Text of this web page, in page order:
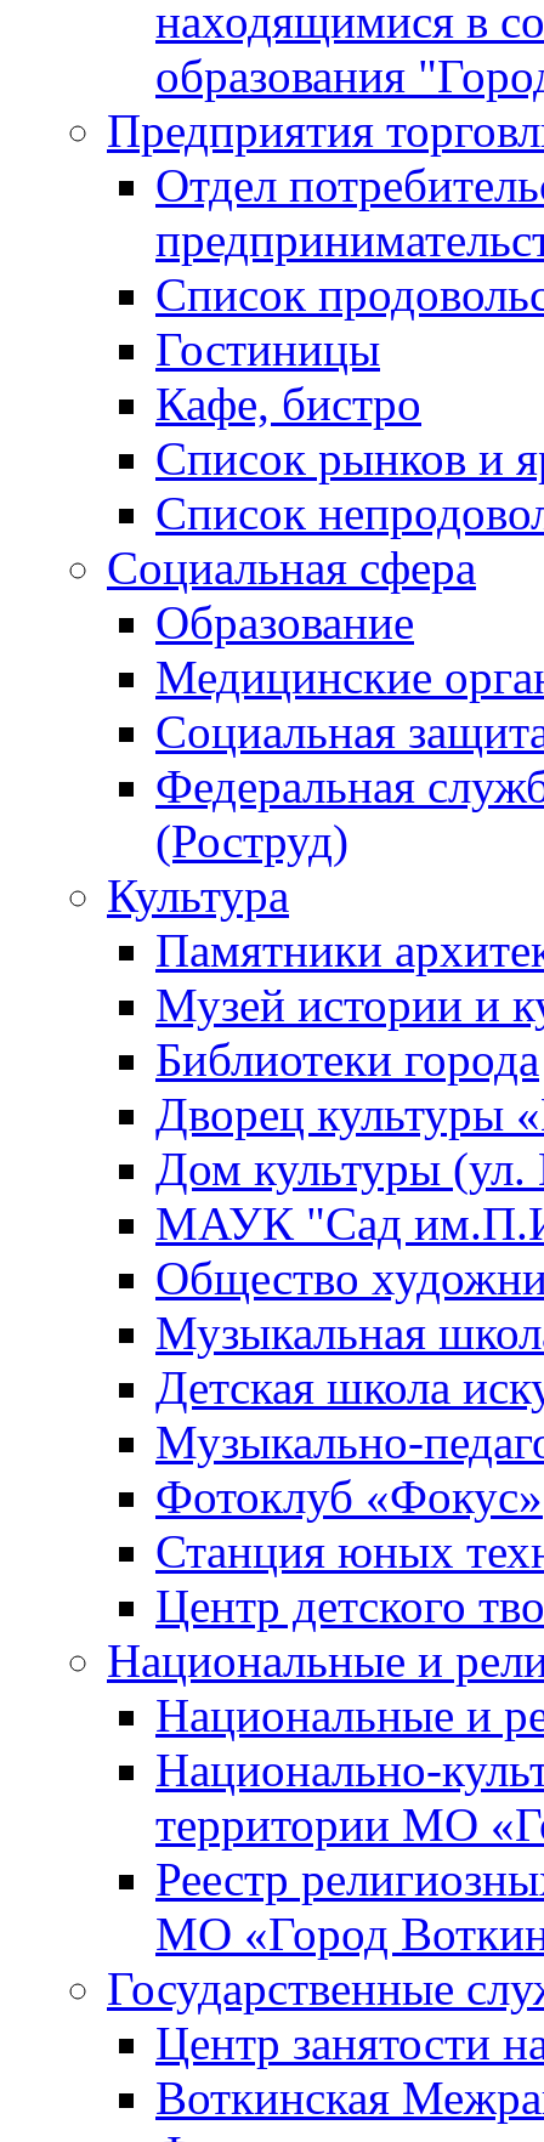
находящимися в
образования
Предприятия
Отдел
Список
Гостиницы
Кафе, бистро
Cписок рынков и
Список
Социальная сфера
Образование
Медицинские
Социальная
Федеральная
(Роструд)
Культура
Памятники
Музей истории и
Библиотеки города
Дворец культуры
Дом культуры (ул.
МАУК "Сад
Общество
Музыкальная
Детская школа
Музыкально-
Фотоклуб «Фокус»
Станция юных
Центр детского
Национальные и
Национальные и
Национально-
территории МО
Реестр
МО «Город
Государственные
Центр занятости
Воткинская